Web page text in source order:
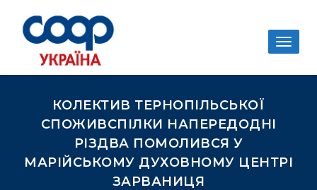
КОЛЕКТИВ ТЕРНОПІЛЬСЬКОЇ
СПОЖИВСПІЛКИ НАПЕРЕДОДНІ
РІЗДВА ПОМОЛИВСЯ У
МАРІЙСЬКОМУ ДУХОВНОМУ ЦЕНТРІ
ЗАРВАНИЦЯ